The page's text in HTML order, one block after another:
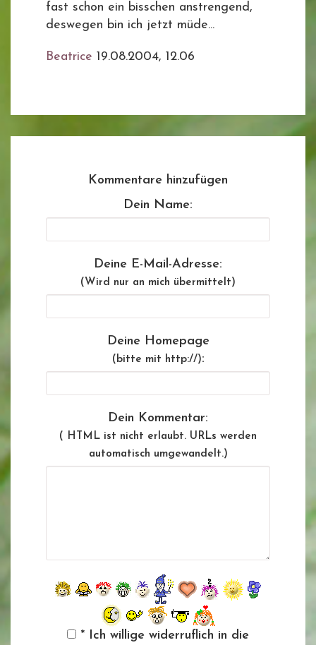
fast schon ein bisschen anstrengend,
deswegen bin ich jetzt müde...
Beatrice 19.08.2004, 12.06
Kommentare hinzufügen
Dein Name:
Deine E-Mail-Adresse:
(Wird nur an mich übermittelt)
Deine Homepage
(bitte mit http://):
Dein Kommentar:
( HTML ist nicht erlaubt. URLs werden
automatisch umgewandelt.)
* Ich willige widerruflich in die